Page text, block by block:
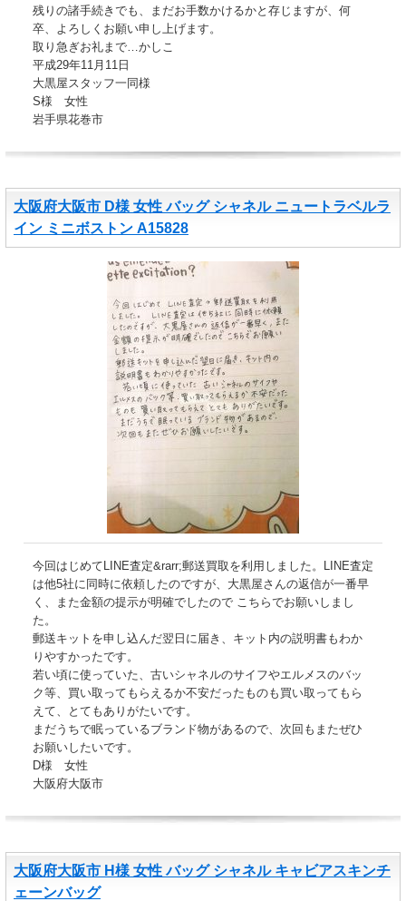
残りの諸手続きでも、まだお手数かけるかと存じますが、何
卒、よろしくお願い申し上げます。
取り急ぎお礼まで…かしこ
平成29年11月11日
大黒屋スタッフ一同様
S様 女性
岩手県花巻市
大阪府大阪市 D様 女性 バッグ シャネル ニュートラベルラ
イン ミニボストン A15828
今回はじめてLINE査定&rarr;郵送買取を利用しました。LINE査定
は他5社に同時に依頼したのですが、大黒屋さんの返信が一番早
く、また金額の提示が明確でしたので こちらでお願いしまし
た。
郵送キットを申し込んだ翌日に届き、キット内の説明書もわか
りやすかったです。
若い頃に使っていた、古いシャネルのサイフやエルメスのバッ
ク等、買い取ってもらえるか不安だったものも買い取ってもら
えて、とてもありがたいです。
まだうちで眠っているブランド物があるので、次回もまたぜひ
お願いしたいです。
D様 女性
大阪府大阪市
大阪府大阪市 H様 女性 バッグ シャネル キャビアスキンチ
ェーンバッグ